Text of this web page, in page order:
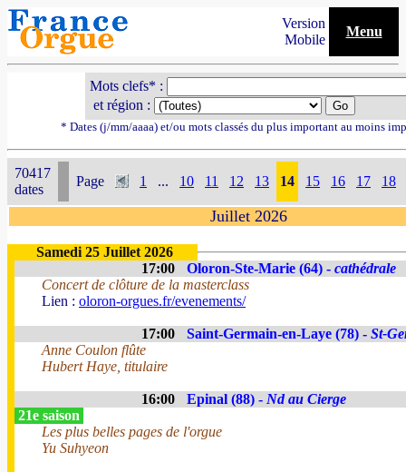
Version
Mobile
Menu
Mots clefs* :
et région :
* Dates (j/mm/aaaa) et/ou mots classés du plus important au moins
70417
dates
Page 1 ... 10 11 12 13 14 15 16 17 18
Juillet 2026
Samedi 25 Juillet 2026
17:00
Oloron-Ste-Marie (64) - cathédrale
Concert de clôture de la masterclass
Lien : oloron-orgues.fr/evenements/
17:00 Saint-Germain-en-Laye (78) - St-
Anne Coulon flûte
Hubert Haye, titulaire
16:00 Epinal (88) - Nd au Cierge
21e saison
Les plus belles pages de l'orgue
Yu Suhyeon